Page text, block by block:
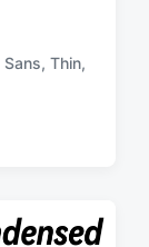
Sans, Thin,